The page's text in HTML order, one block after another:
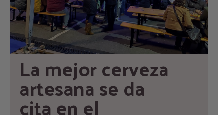
La mejor cerveza
artesana se da
cita en el